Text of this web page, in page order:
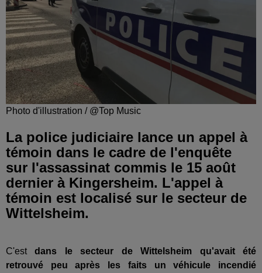
Photo d'illustration / @Top Music
La police judiciaire lance un appel à
témoin dans le cadre de l'enquête
sur l'assassinat commis le 15 août
dernier à Kingersheim. L'appel à
témoin est localisé sur le secteur de
Wittelsheim.
C'estdans le secteur de Wittelsheim qu'avait été
retrouvé peu après les faits un véhicule incendié